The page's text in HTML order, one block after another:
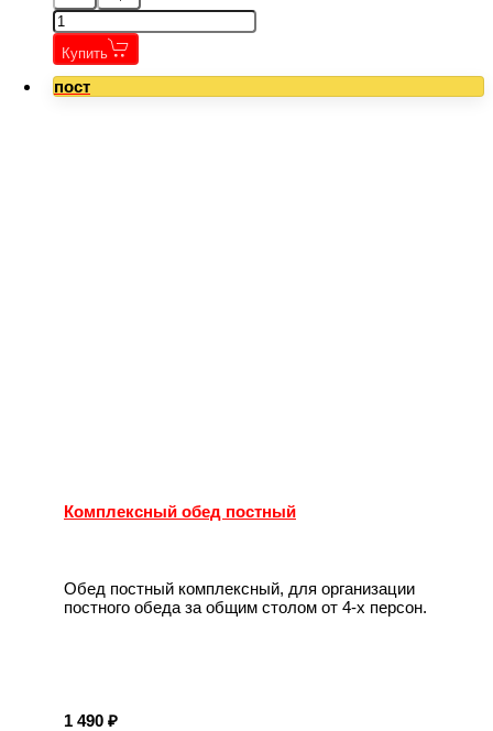
Купить
пост
Комплексный обед постный
Обед постный комплексный, для организации
постного обеда за общим столом от 4-х персон.
1 490